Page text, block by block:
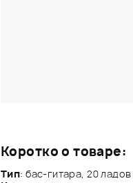
Коротко о товаре:
Тип: бас-гитара, 20 ладов